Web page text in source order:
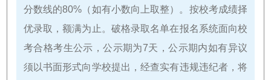
分数线的80%（如有小数向上取整）。按校考成绩择
优录取，额满为止。破格录取名单在报名系统面向校
考合格考生公示，公示期为7天，公示期内如有异议
须以书面形式向学校提出，经查实有违规违纪者，将